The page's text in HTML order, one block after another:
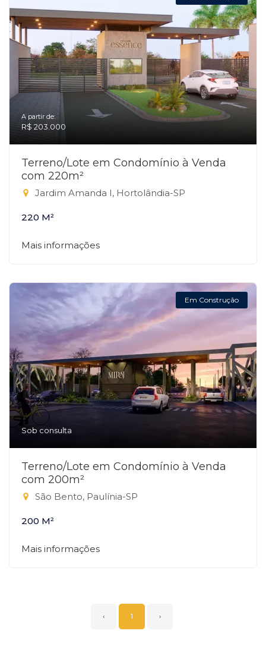
A partir de:
R$ 203.000
Terreno/Lote em Condomínio à Venda
com 220m²
Jardim Amanda I, Hortolândia-SP
220 M²
Mais informações
Em Construção
Sob consulta
Terreno/Lote em Condomínio à Venda
com 200m²
São Bento, Paulínia-SP
200 M²
Mais informações
‹ 1 ›